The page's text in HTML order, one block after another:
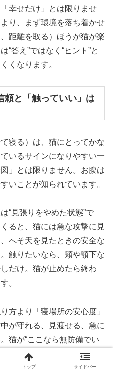
幸せだけ」とは限りませ
り、まず環境を落ち着かせ
距離を取る）ほうが猫が楽
“答え”ではなく“ヒント”と
くなります。
頼と「触っていい」は
寝る）は、猫にとってかな
いるサインになりやすい一
」とは限りません。お腹は
いことが知られています。
“見張りをやめた状態”で
ると、猫には急な攻撃に見
へそ天を見たときの安全な
触りたいなら、頬や顎下な
だけ。猫が止めたら終わ
。
方より「寝場所の安心度」
が守れる、見渡せる、急に
猫が“ここなら無防備でい
、結果としてへそ天につな
トップ サイドバー